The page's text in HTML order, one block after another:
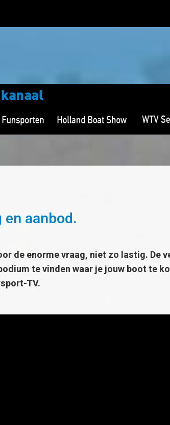
aanbod.
de enorme vraag, niet zo lastig. De
te vinden waar je jouw boot te
TV.